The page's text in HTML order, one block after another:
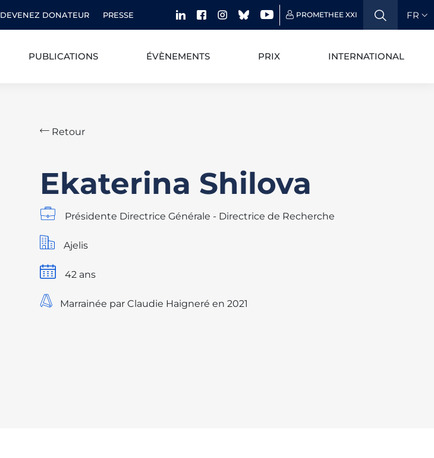
DEVENEZ DONATEUR PRESSE PROMETHEE XXI FR
PUBLICATIONS ÉVÈNEMENTS PRIX INTERNATIONAL
Retour
Ekaterina Shilova
Présidente Directrice Générale - Directrice de Recherche
Ajelis
42 ans
Marrainée par Claudie Haigneré en 2021